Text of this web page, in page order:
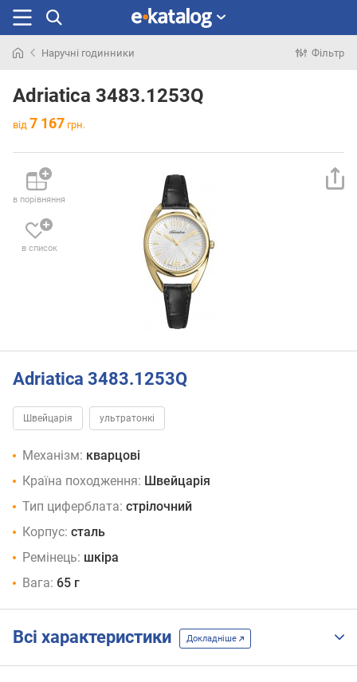
раніше
Наручні годинники Фільтр
Adriatica 3483.1253Q
від 7 167 грн.
в порівняння
в список
Adriatica 3483.1253Q
Швейцарія ультратонкі
Механізм: кварцові
Країна походження: Швейцарія
Тип циферблата: стрілочний
Корпус: сталь
Ремінець: шкіра
Вага: 65 г
Всі характеристики Докладніше